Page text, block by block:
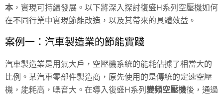
本 ，實現可持續發展。以下將深入探討復盛H系列空壓機如何
在不同行業中實現節能改造，以及其帶來的具體效益。
案例一：汽車製造業的節能實踐
汽車製造業是用氣大戶，空壓機系統的能耗佔據了相當大的
比例。某汽車零部件製造商，原先使用的是傳統的定速空壓
機，能耗高，噪音大。在導入復盛H系列變頻空壓機後，通過